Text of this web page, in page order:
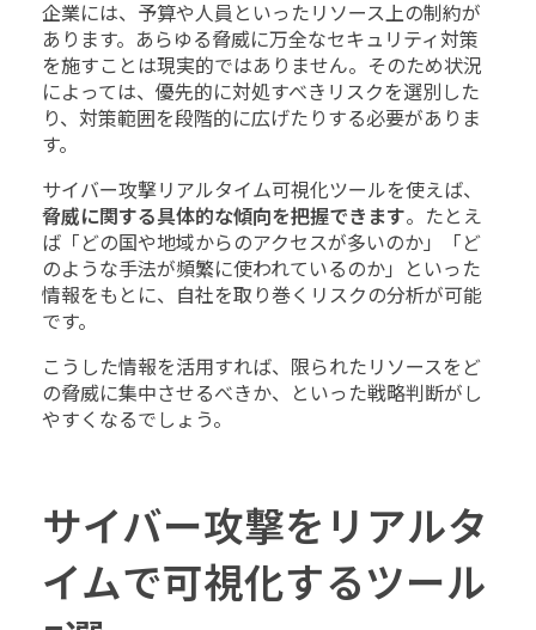
企業には、予算や人員といったリソース上の制約が
あります。あらゆる脅威に万全なセキュリティ対策
を施すことは現実的ではありません。そのため状況
によっては、優先的に対処すべきリスクを選別した
り、対策範囲を段階的に広げたりする必要がありま
す。
サイバー攻撃リアルタイム可視化ツールを使えば、
脅威に関する具体的な傾向を把握できます。たとえ
ば「どの国や地域からのアクセスが多いのか」「ど
のような手法が頻繁に使われているのか」といった
情報をもとに、自社を取り巻くリスクの分析が可能
です。
こうした情報を活用すれば、限られたリソースをど
の脅威に集中させるべきか、といった戦略判断がし
やすくなるでしょう。
サイバー攻撃をリアルタ
イムで可視化するツール